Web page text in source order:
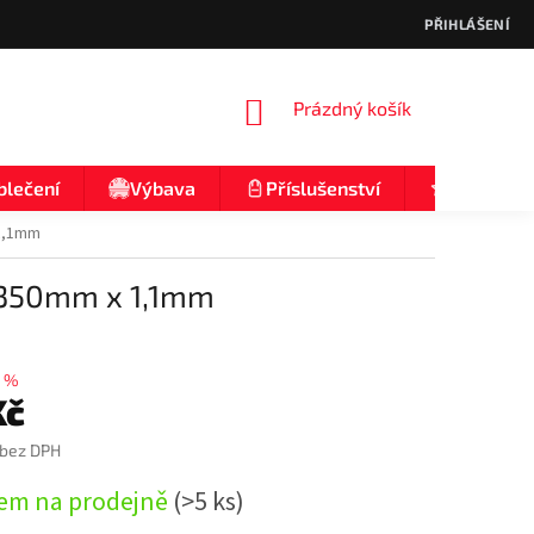
PŘIHLÁŠENÍ
NÁKUPNÍ
Prázdný košík
Výbava Příslušenství
x 1,1mm
%
DPH
na prodejně (>5 ks)